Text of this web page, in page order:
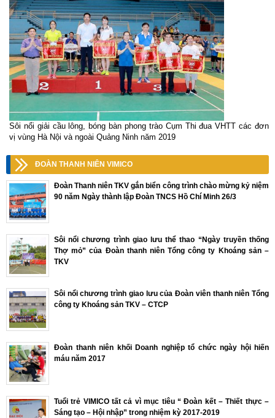
Sôi nổi giải cầu lông, bóng bàn phong trào Cụm Thi đua VHTT các đơn
vị vùng Hà Nội và ngoài Quảng Ninh năm 2019
ĐOÀN THANH NIÊN VIMICO
Đoàn Thanh niên TKV gắn biển công trình chào mừng kỷ niệm
90 năm Ngày thành lập Đoàn TNCS Hồ Chí Minh 26/3
Sôi nổi chương trình giao lưu thể thao “Ngày truyền thống
Thợ mỏ” của Đoàn thanh niên Tổng công ty Khoáng sản –
TKV
Sôi nổi chương trình giao lưu của Đoàn viên thanh niên Tổng
công ty Khoáng sản TKV – CTCP
Đoàn thanh niên khối Doanh nghiệp tổ chức ngày hội hiến
máu năm 2017
Tuổi trẻ VIMICO tất cả vì mục tiêu “ Đoàn kết – Thiết thực –
Sáng tạo – Hội nhập” trong nhiệm kỳ 2017-2019